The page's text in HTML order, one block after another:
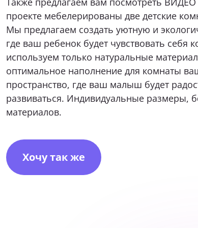
проекте мебелерированы две детские
Мы предлагаем создать уютную и
где ваш ребенок будет чувствовать
используем только натуральные
оптимальное наполнение для комнаты
пространство, где ваш малыш будет
развиваться. Индивидуальные размеры,
материалов.
Хочу так же